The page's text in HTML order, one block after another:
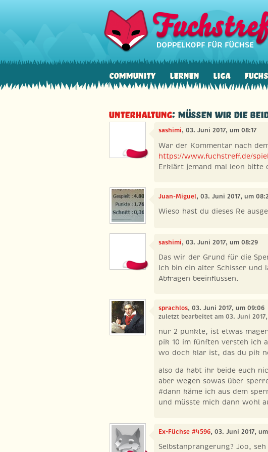
Community Lernen Liga
Unterhaltung: Müssen wir die
sashimi, 03. Juni 2017, um 08:17
War der Kommentar nach
https://www.fuchstreff.de/
Erklärt jemand mal leon bitte
Juan-Miguel, 03. Juni 2017, um
Wieso hast du dieses Re
sashimi, 03. Juni 2017, um 08:29
Das wir der Grund für die
Ich bin ein alter Schisser und
Abfragen beeinflussen.
sprachlos, 03. Juni 2017, um 09:06
zuletzt bearbeitet am 03. Juni
nur 2 punkte, ist etwas
pik 10 im fünften versteh ich
wo doch klar ist, das du pik
also da habt ihr beide euch
aber wegen sowas über
#dann käme ich aus dem
und müsste mich dann wohl
Ex-Füchse #4596, 03. Juni 2017,
Selbstanprangerung? Joo,